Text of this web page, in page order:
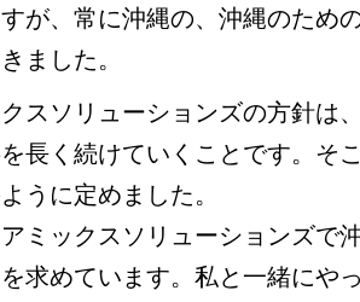
が、常に沖縄の、沖縄のため
ました。
スソリューションズの方針は
長く続けていくことです。そ
うに定めました。
ミックスソリューションズで
求めています。私と一緒にや